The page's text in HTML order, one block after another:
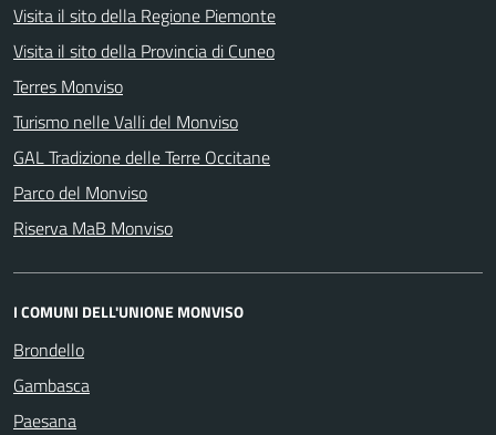
Visita il sito della Regione Piemonte
Visita il sito della Provincia di Cuneo
Terres Monviso
Turismo nelle Valli del Monviso
GAL Tradizione delle Terre Occitane
Parco del Monviso
Riserva MaB Monviso
I COMUNI DELL'UNIONE MONVISO
Brondello
Gambasca
Paesana